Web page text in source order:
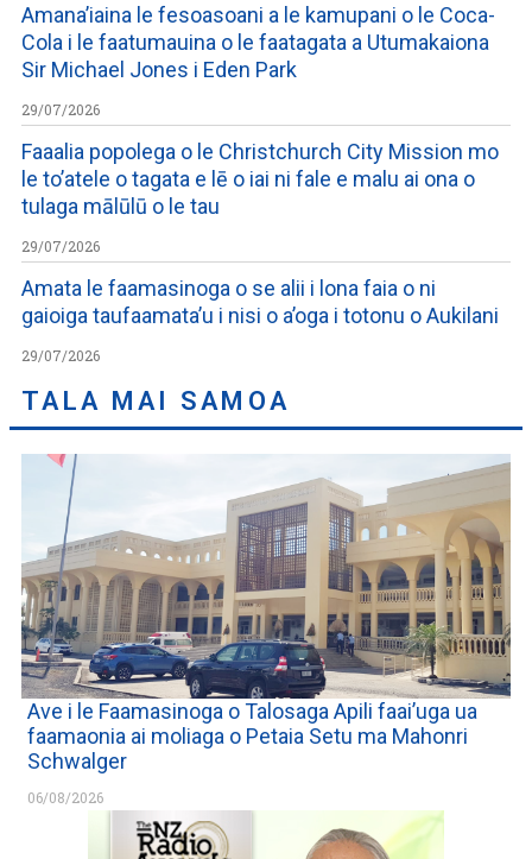
Amana’iaina le fesoasoani a le kamupani o le Coca-
Cola i le faatumauina o le faatagata a Utumakaiona
Sir Michael Jones i Eden Park
29/07/2026
Faaalia popolega o le Christchurch City Mission mo
le to’atele o tagata e lē o iai ni fale e malu ai ona o
tulaga mālūlū o le tau
29/07/2026
Amata le faamasinoga o se alii i lona faia o ni
gaioiga taufaamata’u i nisi o a’oga i totonu o Aukilani
29/07/2026
TALA MAI SAMOA
Ave i le Faamasinoga o Talosaga Apili faai’uga ua
faamaonia ai moliaga o Petaia Setu ma Mahonri
Schwalger
06/08/2026